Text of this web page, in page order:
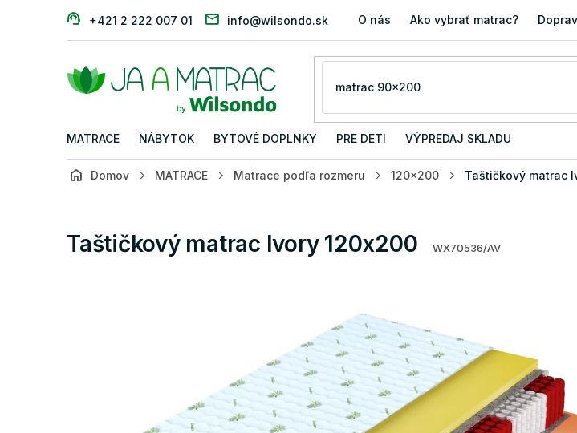
+421 2 222 007 01 info@wilsondo.sk O nás Ako vybrať matrac?
MATRACE NÁBYTOK BYTOVÉ DOPLNKY PRE DETI VÝPREDAJ SKLADU
Domov MATRACE Matrace podľa rozmeru 120x200 Taštičkový matrac
Taštičkový matrac Ivory 120x200 WX70536/AV